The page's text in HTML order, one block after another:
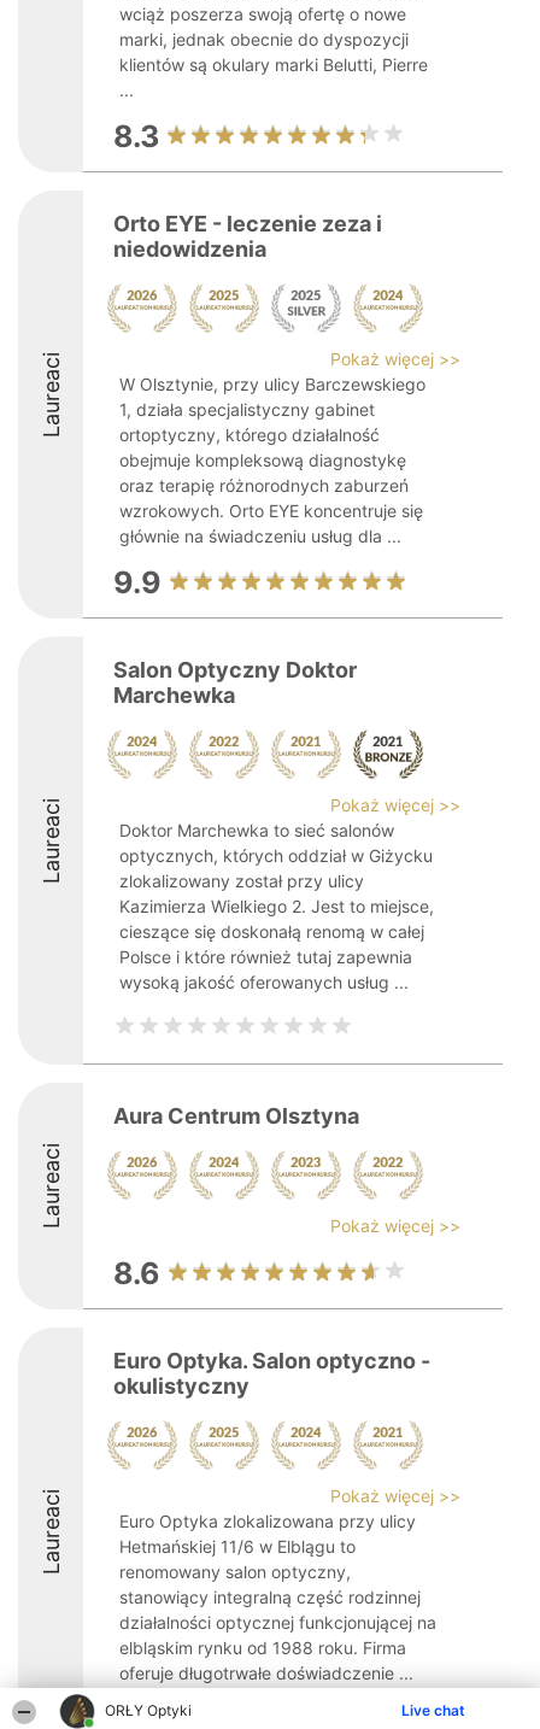
ORŁY Optyki Live chat
wciąż poszerza swoją ofertę o nowe
marki, jednak obecnie do dyspozycji
klientów są okulary marki Belutti, Pierre
...
8.3
Laureaci
Orto EYE - leczenie zeza i
niedowidzenia
Pokaż więcej >>
W Olsztynie, przy ulicy Barczewskiego
1, działa specjalistyczny gabinet
ortoptyczny, którego działalność
obejmuje kompleksową diagnostykę
oraz terapię różnorodnych zaburzeń
wzrokowych. Orto EYE koncentruje się
głównie na świadczeniu usług dla ...
9.9
Laureaci
Salon Optyczny Doktor
Marchewka
Pokaż więcej >>
Doktor Marchewka to sieć salonów
optycznych, których oddział w Giżycku
zlokalizowany został przy ulicy
Kazimierza Wielkiego 2. Jest to miejsce,
cieszące się doskonałą renomą w całej
Polsce i które również tutaj zapewnia
wysoką jakość oferowanych usług ...
Laureaci
Aura Centrum Olsztyna
Pokaż więcej >>
8.6
Laureaci
Euro Optyka. Salon optyczno -
okulistyczny
Pokaż więcej >>
Euro Optyka zlokalizowana przy ulicy
Hetmańskiej 11/6 w Elblągu to
renomowany salon optyczny,
stanowiący integralną część rodzinnej
działalności optycznej funkcjonującej na
elbląskim rynku od 1988 roku. Firma
oferuje długotrwałe doświadczenie ...
8.8